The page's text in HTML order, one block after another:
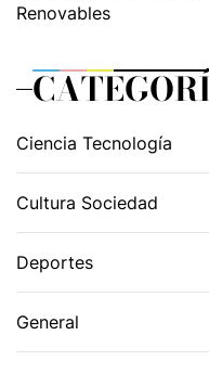
Renovables
Ciencia Tecnología
Cultura Sociedad
Deportes
General